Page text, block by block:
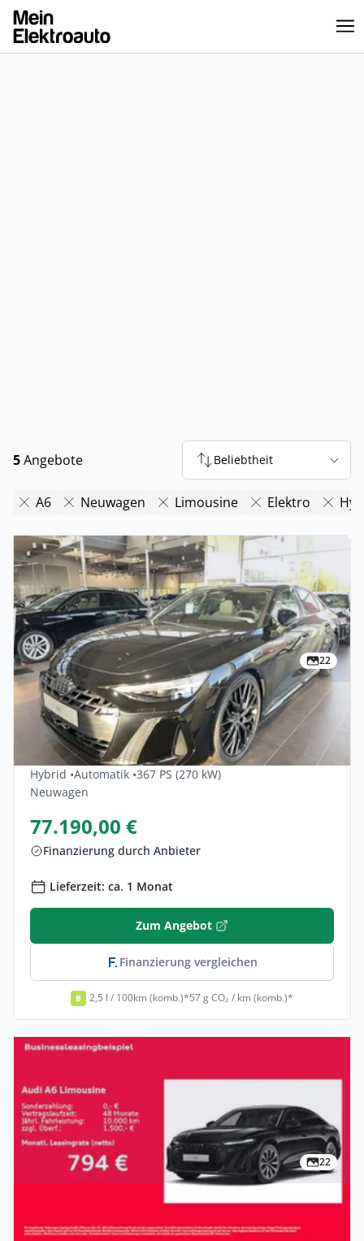
5Angebote Beliebtheit
A6 Neuwagen Limousine Elektro
22
Privat & Gewerbe
Audi A6-limousine E-hybrid Quattro 270
KW Editon One S Tr 4dr
Hybrid •Automatik •367 PS (270 kW)
Neuwagen
77.190,00 €
Finanzierung durch Anbieter
Lieferzeit: ca. 1 Monat
Zum Angebot
Finanzierung vergleichen
B 2,5 l / 100km (komb.)*57 g CO₂ / km (komb.)*
22
Audi A6-limousine E-hybrid Quattro 220